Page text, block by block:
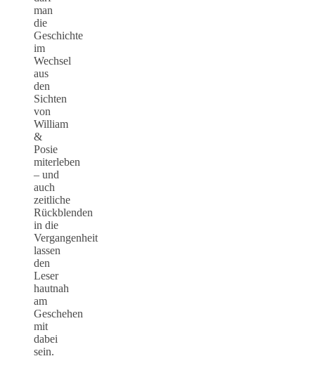
man
die
Geschichte
im
Wechsel
aus
den
Sichten
von
William
&
Posie
miterleben
– und
auch
zeitliche
Rückblenden
in die
Vergangenheit
lassen
den
Leser
hautnah
am
Geschehen
mit
dabei
sein.